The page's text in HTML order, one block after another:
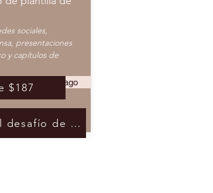
sociales,
presentaciones
y capítulos de
con 1 Pago
$187
Inscríbase solo en el desafío de escritura